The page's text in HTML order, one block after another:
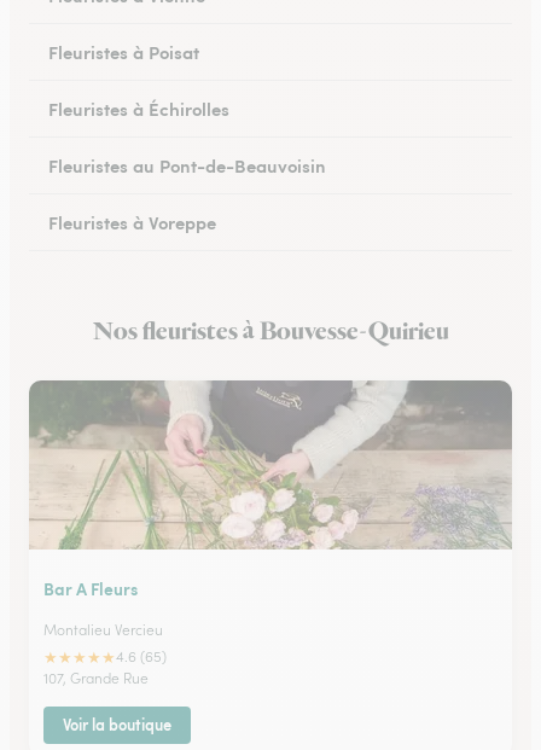
Fleuristes à Poisat
Fleuristes à Échirolles
Fleuristes au Pont-de-Beauvoisin
Fleuristes à Voreppe
Fleuristes à Beaurepaire
Nos fleuristes à Bouvesse-Quirieu
Bar A Fleurs
Montalieu Vercieu
★★★★★4.6 (65)
107, Grande Rue
Voir la boutique